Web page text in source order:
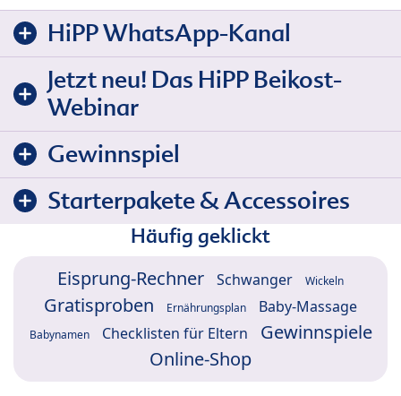
HiPP WhatsApp-Kanal
Jetzt neu! Das HiPP Beikost-
Webinar
Gewinnspiel
Starterpakete & Accessoires
Häufig geklickt
Eisprung-Rechner Schwanger Wickeln
Gratisproben Ernährungsplan Baby-Massage
Babynamen Checklisten für Eltern
Gewinnspiele
Online-Shop